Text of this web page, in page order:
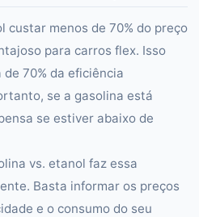
custar menos de 70% do preço
para carros flex. Isso
70% da eficiência
se a gasolina está
se estiver abaixo de
vs. etanol faz essa
Basta informar os preços
e o consumo do seu